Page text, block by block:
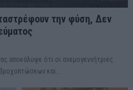
την φύση, Δεν
αποκάλυψε ότι οι ανεμογεννήτριες
και...